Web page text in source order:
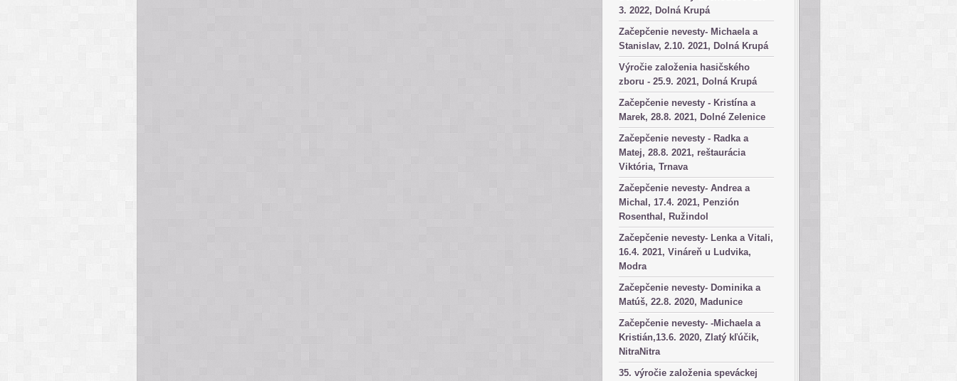
3. 2022, Dolná Krupá
Začepčenie nevesty- Michaela a
Stanislav, 2.10. 2021, Dolná Krupá
Výročie založenia hasičského
zboru - 25.9. 2021, Dolná Krupá
Začepčenie nevesty - Kristína a
Marek, 28.8. 2021, Dolné Zelenice
Začepčenie nevesty - Radka a
Matej, 28.8. 2021, reštaurácia
Viktória, Trnava
Začepčenie nevesty- Andrea a
Michal, 17.4. 2021, Penzión
Rosenthal, Ružindol
Začepčenie nevesty- Lenka a Vitali,
16.4. 2021, Vináreň u Ludvika,
Modra
Začepčenie nevesty- Dominika a
Matúš, 22.8. 2020, Madunice
Začepčenie nevesty- -Michaela a
Kristián,13.6. 2020, Zlatý kľúčik,
NitraNitra
35. výročie založenia speváckej